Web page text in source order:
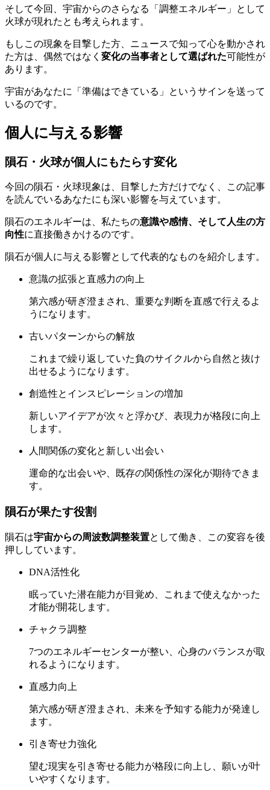
そして今回、宇宙からのさらなる「調整エネルギー」として
火球が現れたとも考えられます。
もしこの現象を目撃した方、ニュースで知って心を動かされ
た方は、偶然ではなく 変化の当事者として選ばれた可能性が
あります。
宇宙があなたに「準備はできている」というサインを送って
いるのです。
個人に与える影響
隕石・火球が個人にもたらす変化
今回の隕石・火球現象は、目撃した方だけでなく、この記事
を読んでいるあなたにも深い影響を与えています。
隕石のエネルギーは、私たちの意識や感情、そして人生の方
向性に直接働きかけるのです。
隕石が個人に与える影響として代表的なものを紹介します。
意識の拡張と直感力の向上
第六感が研ぎ澄まされ、重要な判断を直感で行えるよ
うになります。
古いパターンからの解放
これまで繰り返していた負のサイクルから自然と抜け
出せるようになります。
創造性とインスピレーションの増加
新しいアイデアが次々と浮かび、表現力が格段に向上
します。
人間関係の変化と新しい出会い
運命的な出会いや、既存の関係性の深化が期待できま
す。
隕石が果たす役割
隕石は宇宙からの周波数調整装置として働き、この変容を後
押ししています。
DNA活性化
眠っていた潜在能力が目覚め、これまで使えなかった
才能が開花します。
チャクラ調整
7つのエネルギーセンターが整い、心身のバランスが取
れるようになります。
直感力向上
第六感が研ぎ澄まされ、未来を予知する能力が発達し
ます。
引き寄せ力強化
望む現実を引き寄せる能力が格段に向上し、願いが叶
いやすくなります。